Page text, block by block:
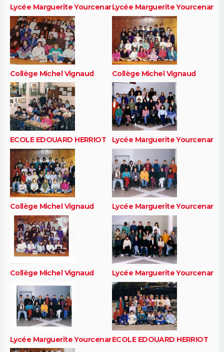
Lycée Marguerite YourcenarLycée Marguerite Yourcenar
Collège Michel Vignaud Collège Michel Vignaud
ECOLE EDOUARD HERRIOT Lycée Marguerite Yourcenar
Collège Michel Vignaud Lycée Marguerite Yourcenar
Collège Michel Vignaud Lycée Marguerite Yourcenar
Lycée Marguerite YourcenarECOLE EDOUARD HERRIOT